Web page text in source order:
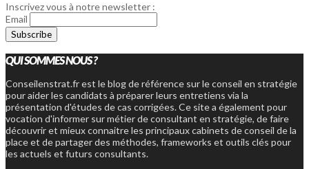
Inscrivez vous à notre newsletter :
Email
QUI SOMMES NOUS ?
Conseilenstrat.fr est le blog de référence sur le conseil en stratégie
pour aider les candidats à préparer leurs entretiens via la
présentation d'études de cas corrigées. Ce site a également pour
vocation d'informer sur métier de consultant en stratégie, de faire
découvrir et mieux connaitre les principaux cabinets de conseil de la
place et de partager des méthodes, frameworks et outils clés pour
les actuels et futurs consultants.